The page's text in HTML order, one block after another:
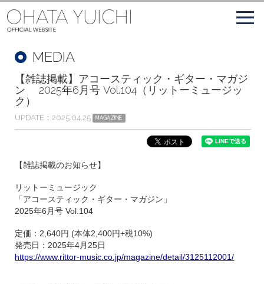
MEDIA
【雑誌掲載】アコースティック・ギター・マガジ
ン 2025年6月号 Vol.104（リットーミュージッ
ク）
UPDATE 2025.04.25 MAGAZINE
【雑誌掲載のお知らせ】
リットーミュージック
「アコースティック・ギター・マガジン」
2025年6月号 Vol.104
定価：2,640円 (本体2,400円+税10%)
発売日：2025年4月25日
https://www.rittor-music.co.jp/magazine/detail/3125112001/